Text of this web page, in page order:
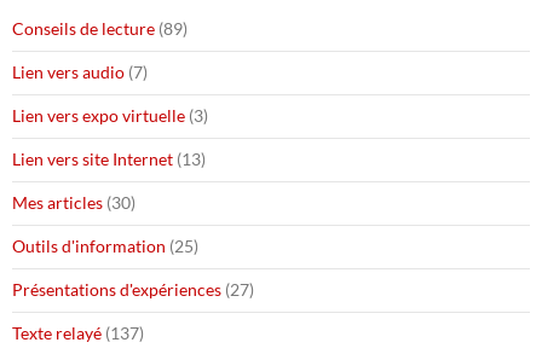
Conseils de lecture (89)
Lien vers audio (7)
Lien vers expo virtuelle (3)
Lien vers site Internet (13)
Mes articles (30)
Outils d'information (25)
Présentations d'expériences (27)
Texte relayé (137)